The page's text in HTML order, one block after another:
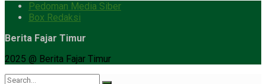
Pedoman Media Siber
Box Redaksi
Berita Fajar Timur
2025 @ Berita Fajar Timur